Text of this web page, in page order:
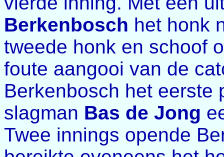
Berkenbosch het honk
tweede honk en schoof
foute aangooi van de
Berkenbosch het eerste
slagman Bas de Jong
Twee innings opende